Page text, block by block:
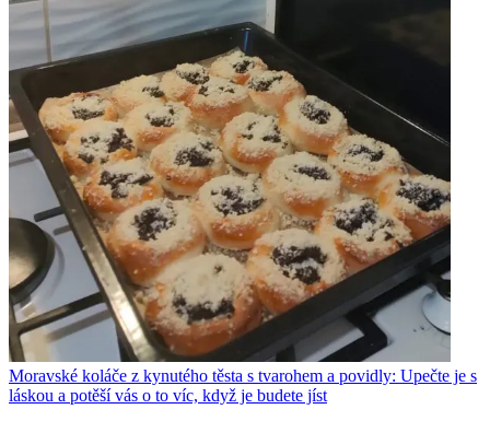
Moravské koláče z kynutého těsta s tvarohem a povidly: Upečte je s
láskou a potěší vás o to víc, když je budete jíst